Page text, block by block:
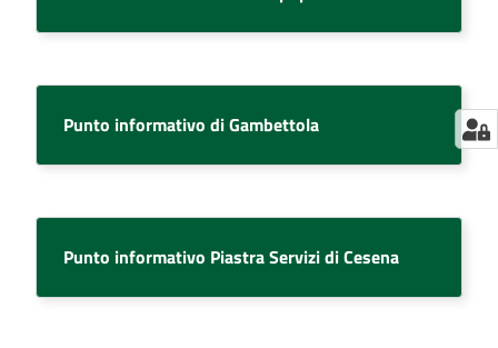
Punto informativo di Gambettola
Punto informativo Piastra Servizi di Cesena